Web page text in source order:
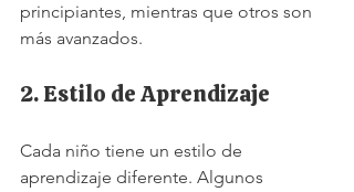
principiantes, mientras que otros son
más avanzados.
2. Estilo de Aprendizaje
Cada niño tiene un estilo de
aprendizaje diferente. Algunos